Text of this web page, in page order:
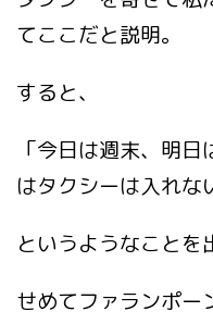
てここだと説明。
すると、
「今日は週末、明
はタクシーは入れな
というようなことを
せめてファランポー